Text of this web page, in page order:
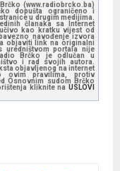
(www.radiobrcko.ba)
dopušta ograničeno i
u drugim medijima.
članaka sa Internet
kao kratku vijest od
navođenje izvora
objaviti link na originalni
uredništvom portala nije
Brčko je odlučan u
i rad svojih autora.
objavljenog na internet
ovim pravilima, protiv
Osnovnim sudom Brčko
kliknite na USLOVI